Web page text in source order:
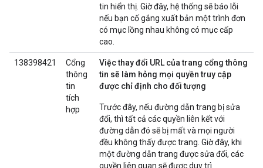
tin hiển thị. Giờ đây, hệ thống sẽ báo lỗi
nếu bạn cố gắng xuất bản một trình đơn
có mục lồng nhau không có mục cấp
cao.
138398421
Cổng
thông
tin
tích
hợp
Việc thay đổi URL của trang cổng thông
tin sẽ làm hỏng mọi quyền truy cập
được chỉ định cho đối tượng
Trước đây, nếu đường dẫn trang bị sửa
đổi, thì tất cả các quyền liên kết với
đường dẫn đó sẽ bị mất và mọi người
đều không thấy được trang. Giờ đây, khi
một đường dẫn trang được sửa đổi, các
quyền liên quan sẽ được duy trì.